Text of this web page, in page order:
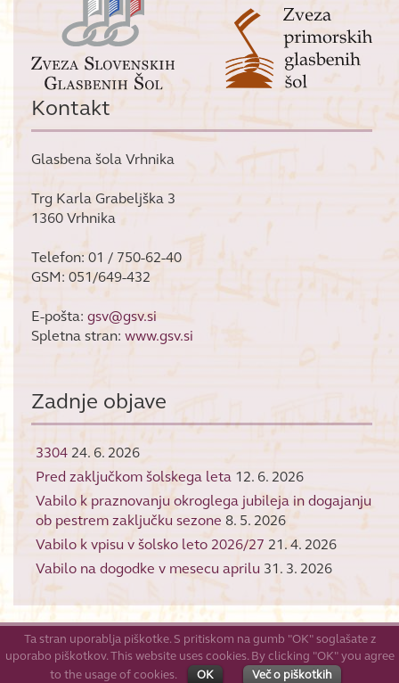
Kontakt
Glasbena šola Vrhnika
Trg Karla Grabeljška 3
1360 Vrhnika
Telefon: 01 / 750-62-40
GSM: 051/649-432
E-pošta: gsv@gsv.si
Spletna stran: www.gsv.si
Zadnje objave
3304 24. 6. 2026
Pred zaključkom šolskega leta 12. 6. 2026
Vabilo k praznovanju okroglega jubileja in dogajanju
ob pestrem zaključku sezone 8. 5. 2026
Vabilo k vpisu v šolsko leto 2026/27 21. 4. 2026
Vabilo na dogodke v mesecu aprilu 31. 3. 2026
© 2026GŠV
Ta stran uporablja piškotke. S pritiskom na gumb "OK" soglašate z
uporabo piškotkov. This website uses cookies. By clicking "OK" you agree
to the usage of cookies.
OK Več o piškotkih